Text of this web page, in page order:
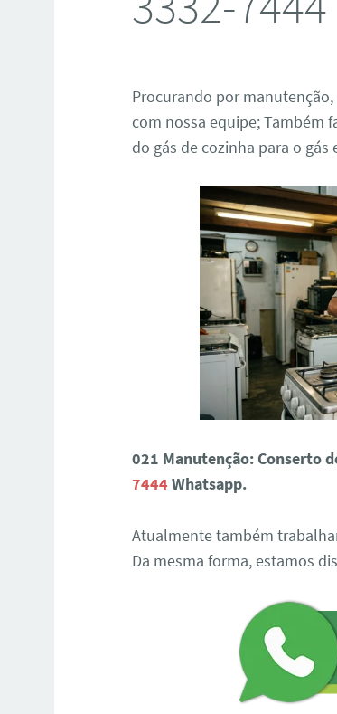
Procurando por manutenção,
com nossa equipe; Também
do gás de cozinha para o gás
021 Manutenção: Conserto
7444 Whatsapp.
Atualmente também
Da mesma forma, estamos